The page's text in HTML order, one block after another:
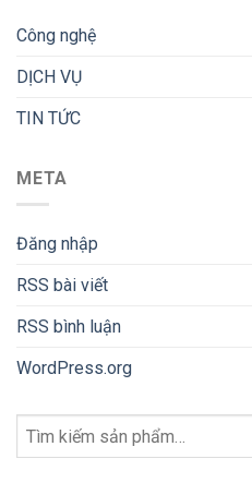
Công nghệ
DỊCH VỤ
TIN TỨC
META
Đăng nhập
RSS bài viết
RSS bình luận
WordPress.org
Tìm